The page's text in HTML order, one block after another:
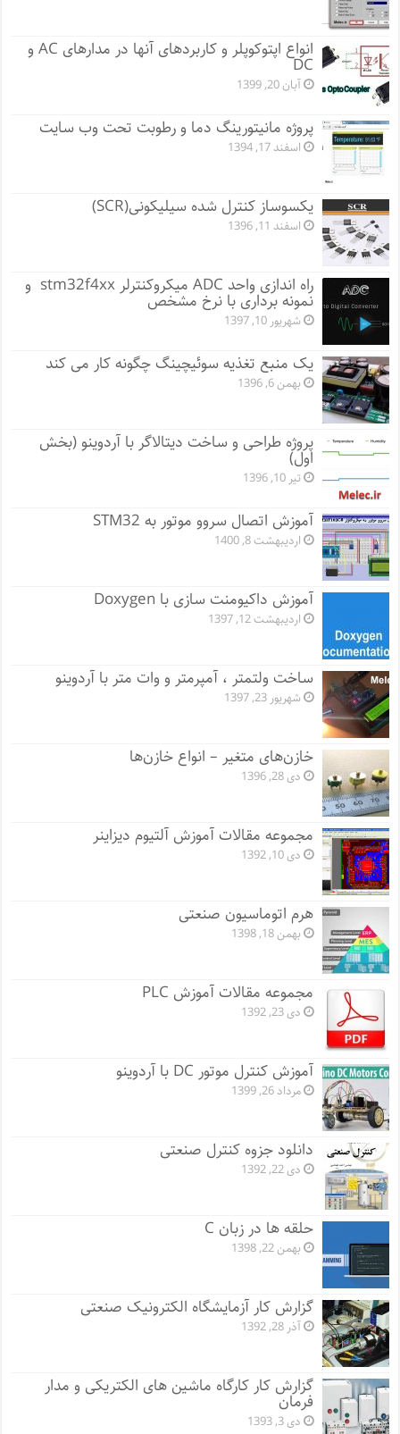
انواع اپتوکوپلر و کاربردهای آنها در مدارهای AC و
DC
آبان 20, 1399
پروژه مانيتورينگ دما و رطوبت تحت وب سایت
اسفند 17, 1394
یکسوساز کنترل شده سیلیکونی(SCR)
اسفند 11, 1396
راه اندازی واحد ADC میکروکنترلر stm32f4xx و
نمونه برداری با نرخ مشخص
شهریور 10, 1397
یک منبع تغذیه سوئیچینگ چگونه کار می کند
بهمن 6, 1396
پروژه طراحی و ساخت دیتالاگر با آردوینو (بخش
اول)
تیر 10, 1396
آموزش اتصال سروو موتور به STM32
اردیبهشت 8, 1400
آموزش داکیومنت سازی با Doxygen
اردیبهشت 12, 1397
ساخت ولتمتر ، آمپرمتر و وات متر با آردوینو
شهریور 23, 1397
خازن‌های متغیر – انواع خازن‌ها
دی 28, 1396
مجموعه مقالات آموزش آلتیوم دیزاینر
دی 10, 1392
هرم اتوماسیون صنعتی
بهمن 18, 1398
مجموعه مقالات آموزش PLC
دی 23, 1392
آموزش کنترل موتور DC با آردوینو
مرداد 26, 1399
دانلود جزوه کنترل صنعتی
دی 22, 1392
حلقه ها در زبان C
بهمن 22, 1398
گزارش کار آزمایشگاه الکترونیک صنعتی
آذر 28, 1392
گزارش کار کارگاه ماشین های الکتریکی و مدار
فرمان
دی 3, 1393